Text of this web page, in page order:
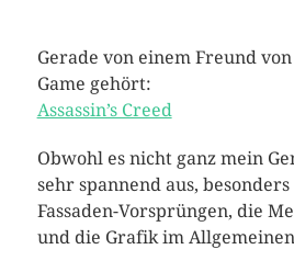
Gerade von einem Freund
Game gehört:
Assassin’s Creed
Obwohl es nicht ganz mein
sehr spannend aus,
Fassaden-Vorsprüngen, die
und die Grafik im